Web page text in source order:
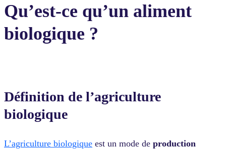
Qu’est-ce qu’un aliment
biologique ?
Définition de l’agriculture
biologique
L’agriculture biologique est un mode de production